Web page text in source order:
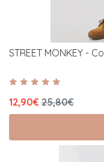
STREET MONKEY -
12,90€ 25,80€